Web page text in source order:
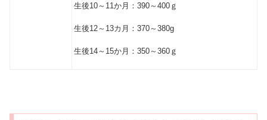
生後10～11か月：390～400ｇ
生後12～13カ月：370～380g
生後14～15か月：350～360ｇ